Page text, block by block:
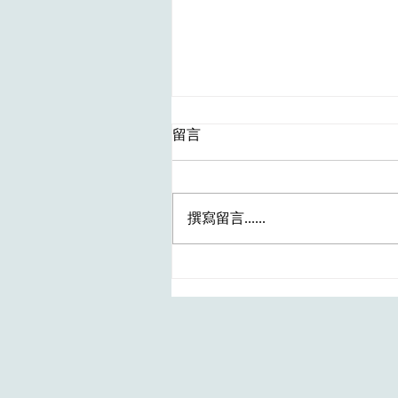
漿EB病毒（Epstein-Barr
留言
撰寫留言......